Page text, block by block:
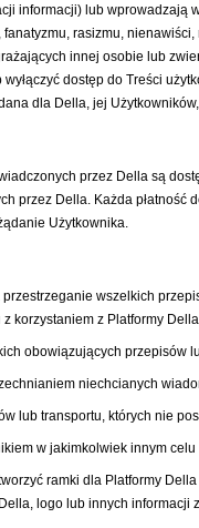
informacji) lub wprowadzają
rasizmu,
innej osobie lub
dostęp do Treści
dla Della, jej
przez Della są
przez Della. Każda
Użytkownika.
wszelkich
korzystaniem z Platformy
obowiązujących przepisów
niechcianych
lub transportu, których nie
w jakimkolwiek innym
ramki dla Platformy
logo lub innych informacji